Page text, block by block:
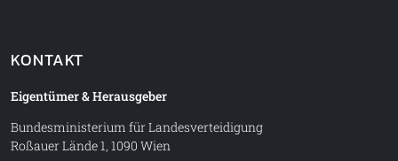
KONTAKT
Eigentümer & Herausgeber
Bundesministerium für Landesverteidigung
Roßauer Lände 1, 1090 Wien